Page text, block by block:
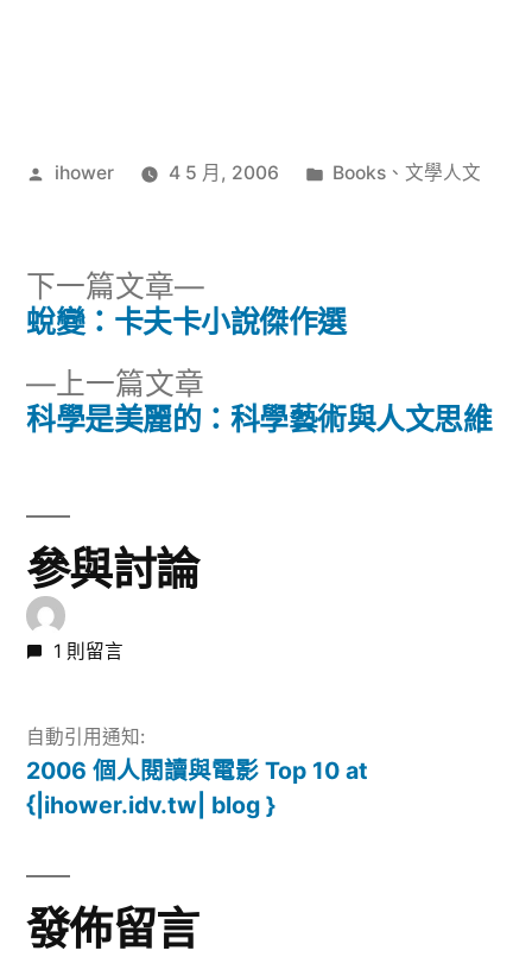
作
ihower 4 5 月, 2006
分
Books 、文學人文
文
章
覽
上一篇文章
一
科學是美麗的：科學藝術與人文思維
下一篇文章
下
一
章:
蛻變：卡夫卡小說傑作選
參與討論
1 則留言
自動引用通知:
2006 個人閱讀與電影 Top 10 at
{|ihower.idv.tw| blog }
發佈留言